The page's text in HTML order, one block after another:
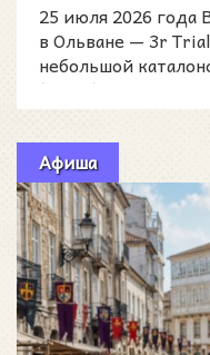
25 июля 2026 года
в Ольване — 3r
небольшой
(Olvan) в одну
Афиша